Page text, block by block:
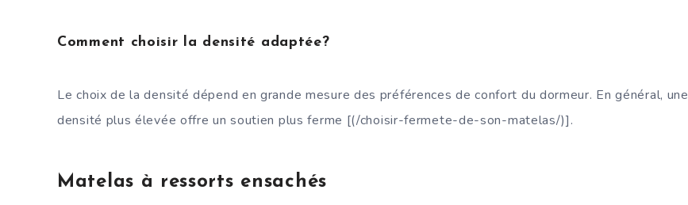
Comment choisir la densité adaptée?
Le choix de la densité dépend en grande mesure des préférences de confort du dormeur. En général, une
densité plus élevée offre un soutien plus ferme [(/choisir-fermete-de-son-matelas/)].
Matelas à ressorts ensachés